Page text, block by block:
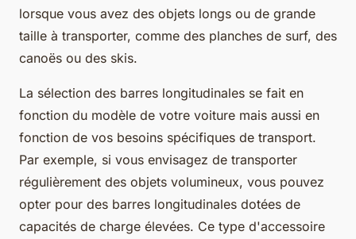
lorsque vous avez des objets longs ou de grande
taille à transporter, comme des planches de surf, des
canoës ou des skis.
La sélection des barres longitudinales se fait en
fonction du modèle de votre voiture mais aussi en
fonction de vos besoins spécifiques de transport.
Par exemple, si vous envisagez de transporter
régulièrement des objets volumineux, vous pouvez
opter pour des barres longitudinales dotées de
capacités de charge élevées. Ce type d'accessoire